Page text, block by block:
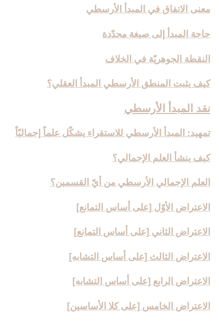
معنى الاتفاق في المبدأ الأرسطي
حاجة المبدأ إلى صيغة محدّدة
النقطة الجوهريّة في الخلاف
كيف يثبت المنطق الأرسطي المبدأ العقلي؟
نقد المبدأ الأرسطي‏
تمهيد: المبدأ الأرسطي للاستقراء يشكّل علماً إجماليّاً
كيف ينشأ العلم الإجمالي؟
العلم الإجمالي الأرسطي من أيّ القسمين؟
الاعتراض الأوّل [على أساس التمانع‏]
الاعتراض الثاني [على أساس التمانع‏]
الاعتراض الثالث [على أساس التشابه‏]
الاعتراض الرابع [على أساس التشابه‏]
الاعتراض الخامس [على كلا الأساسين‏]